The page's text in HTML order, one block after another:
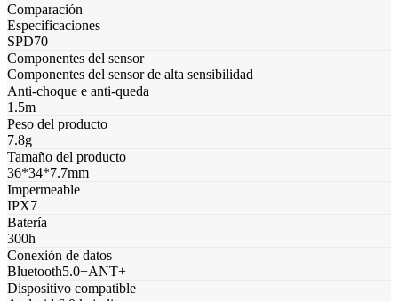
Comparación
Especificaciones
SPD70
Componentes del sensor
Componentes del sensor de alta sensibilidad
Anti-choque e anti-queda
1.5m
Peso del producto
7.8g
Tamaño del producto
36*34*7.7mm
Impermeable
IPX7
Batería
300h
Conexión de datos
Bluetooth5.0+ANT+
Dispositivo compatible